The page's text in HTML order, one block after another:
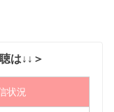
は↓↓＞
状況